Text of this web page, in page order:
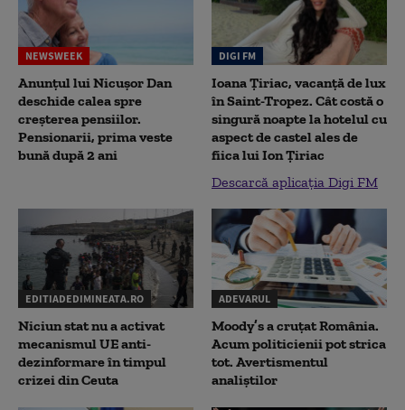
NEWSWEEK
Anunțul lui Nicușor Dan
deschide calea spre
creșterea pensiilor.
Pensionarii, prima veste
bună după 2 ani
DIGI FM
Ioana Țiriac, vacanță de lux
în Saint-Tropez. Cât costă o
singură noapte la hotelul cu
aspect de castel ales de
fiica lui Ion Țiriac
Descarcă aplicația Digi FM
EDITIADEDIMINEATA.RO
Niciun stat nu a activat
mecanismul UE anti-
dezinformare în timpul
crizei din Ceuta
ADEVARUL
Moody’s a cruțat România.
Acum politicienii pot strica
tot. Avertismentul
analiștilor